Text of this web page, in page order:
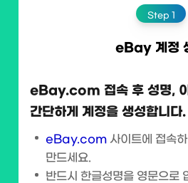
Step 1
eBay 계정
eBay.com 접속 후 성명,
간단하게 계정을 생성합니다.
eBay.com 사이트에 접속
만드세요.
반드시 한글성명을 영문으로